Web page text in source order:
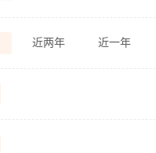
近两年 近一年